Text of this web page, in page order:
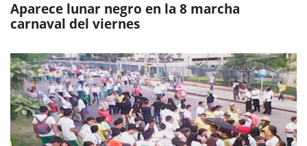
Aparece lunar negro en la 8 marcha
carnaval del viernes